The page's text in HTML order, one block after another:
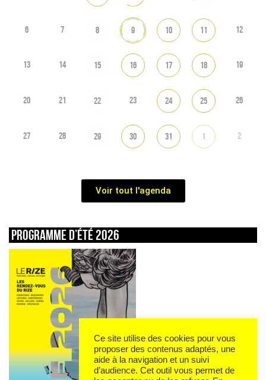
6 7 8 9 10 11 12
13 14 15 16 17 18 19
20 21 22 23 24 25 26
27 28 29 30 31 1 2
Voir tout l'agenda
Programme d’été 2026
Ce site utilise des cookies pour vous
proposer des contenus adaptés, une
aide à la navigation et un suivi
d’audience. Cet outil vous permet de